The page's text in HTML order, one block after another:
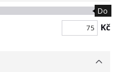
Do
Kč